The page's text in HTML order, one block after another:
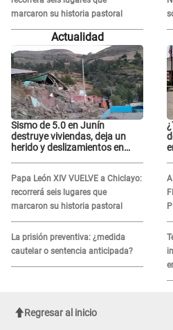
marcaron su historia pastoral
Actualidad
Sismo de 5.0 en Junín
destruye viviendas, deja un
herido y deslizamientos en
Papa León XIV VUELVE a Chiclayo:
recorrerá seis lugares que
marcaron su historia pastoral
La prisión preventiva: ¿medida
cautelar o sentencia anticipada?
Regresar al inicio